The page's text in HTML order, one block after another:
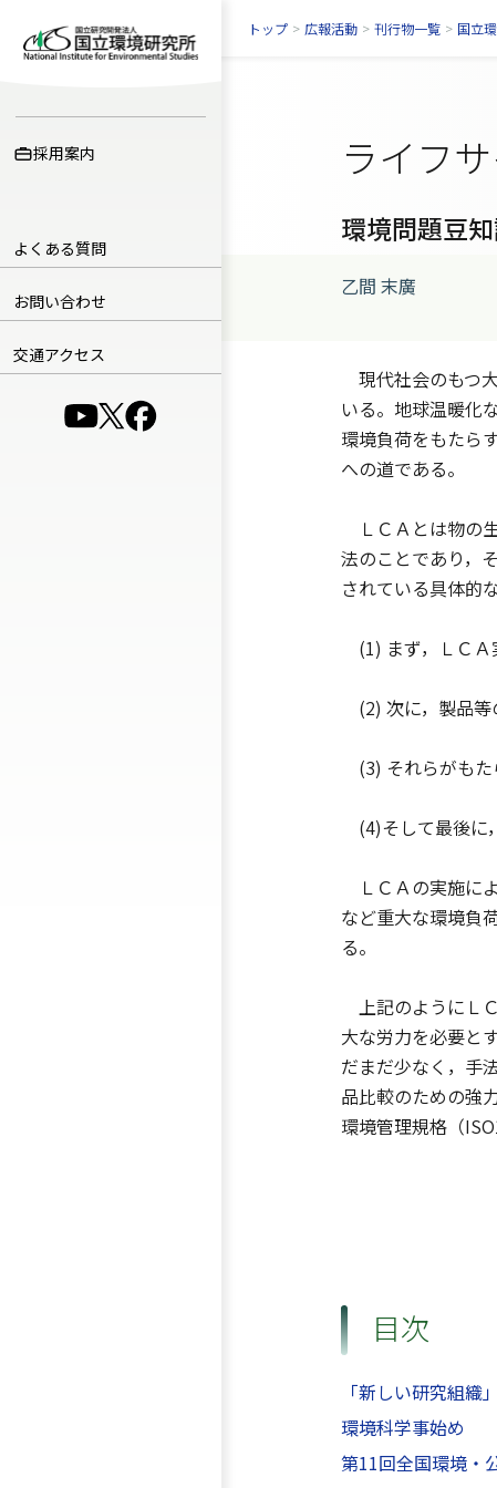
採用案内
よくある質問
お問い合わせ
交通アクセス
（別ウインドウで開きます）
（別ウインドウで開きます）
（別ウインドウで開きます）
トップ > 広報活動 > 刊行物一覧 > 国立
ライフ
環境問題豆
乙間 末廣
現代社会のもつ
いる。地球温暖化
環境負荷をもたら
への道である。
ＬＣＡとは物の
法のことであり，
されている具体的
(1) まず，ＬＣＡ
(2) 次に，製品等
(3) それらがもた
(4)そして最後に
ＬＣＡの実施に
など重大な環境負
る。
上記のようにＬ
大な労力を必要と
だまだ少なく，手
品比較のための強
環境管理規格（
目次
「新しい研究組織
環境科学事始め
第11回全国環境・